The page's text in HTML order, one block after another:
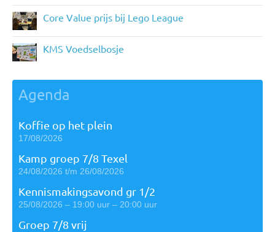
Core Value prijs bij Lego League
KMS Voedselbosje
Agenda
Koffie op het plein
17/08/2026
Kamp groep 7/8 Texel
24/08/2026 t/m 26/08/2026
Kennismakingsavond gr 1/2
25/08/2026 – 19:00 uur – 20:00 uur
Groep 7/8 vrij